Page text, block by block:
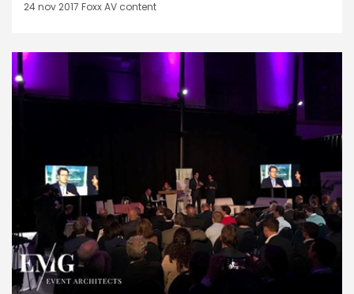
24 nov 2017 Foxx AV content